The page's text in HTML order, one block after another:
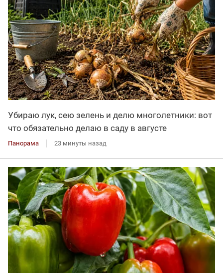
Убираю лук, сею зелень и делю многолетники: вот
что обязательно делаю в саду в августе
Панорама 23 минуты назад